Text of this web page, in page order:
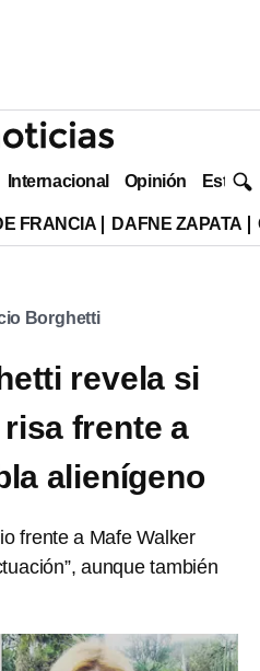
Internacional Opinión Estilo
FRANCIA DAFNE ZAPATA
Borghetti
revela si
frente a
alienígeno
frente a Mafe Walker
aunque también